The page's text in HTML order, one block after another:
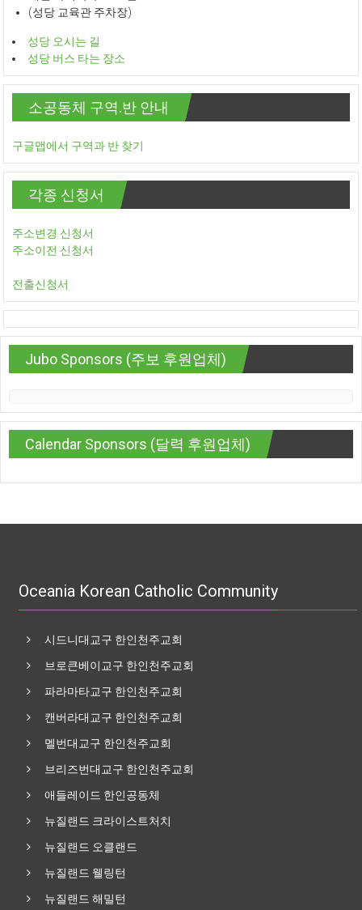
(성당 교육관 주차장)
성당 오시는 길
성당 버스 타는 장소
소공동체 구역.반 안내
구글맵에서 구역과 반 찾기
각종 신청서
주소변경 신청서
주소이전 신청서
전출신청서
Jubo Sponsors (주보 후원업체)
Calendar Sponsors (달력 후원업체)
Oceania Korean Catholic Community
시드니대교구 한인천주교회
브로큰베이교구 한인천주교회
파라마타교구 한인천주교회
캔버라대교구 한인천주교회
멜번대교구 한인천주교회
브리즈번대교구 한인천주교회
애들레이드 한인공동체
뉴질랜드 크라이스트처치
뉴질랜드 오클랜드
뉴질랜드 웰링턴
뉴질랜드 해밀턴